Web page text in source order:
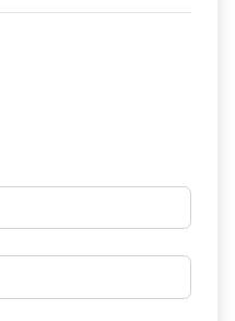
di sicurezza
3,5''
al veicolo
LED